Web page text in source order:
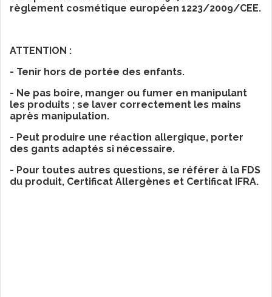
règlement cosmétique européen 1223/2009/CEE.
ATTENTION :
- Tenir hors de portée des enfants.
- Ne pas boire, manger ou fumer en manipulant
les produits ; se laver correctement les mains
après manipulation.
- Peut produire une réaction allergique, porter
des gants adaptés si nécessaire.
- Pour toutes autres questions, se référer à la FDS
du produit, Certificat Allergènes et Certificat IFRA.